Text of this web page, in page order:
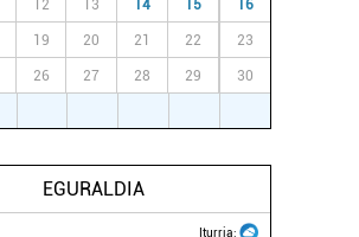
12 13 14 15 16
19 20 21 22 23
26 27 28 29 30
EGURALDIA
Iturria: